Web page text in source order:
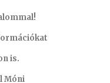
is.
Móni